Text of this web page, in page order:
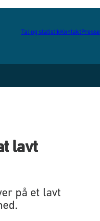
Tal og statistikKontaktPresse
lavt
på et lavt